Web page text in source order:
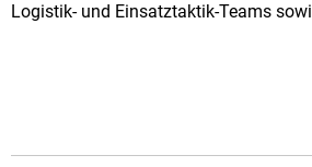
Logistik- und Einsatztaktik-Teams